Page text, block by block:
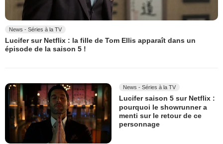
News - Séries à la TV
Lucifer sur Netflix : la fille de Tom Ellis apparaît dans un
épisode de la saison 5 !
News - Séries à la TV
Lucifer saison 5 sur Netflix :
pourquoi le showrunner a
menti sur le retour de ce
personnage